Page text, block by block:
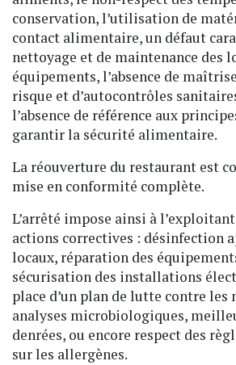
conservation, l’utilisation de
contact alimentaire, un défaut
nettoyage et de maintenance des
équipements, l’absence de
risque et d’autocontrôles
l’absence de référence aux
garantir la sécurité alimentaire.
La réouverture du restaurant est
mise en conformité complète.
L’arrêté impose ainsi à
actions correctives : désinfection
locaux, réparation des
sécurisation des installations
place d’un plan de lutte contre les
analyses microbiologiques,
denrées, ou encore respect des
sur les allergènes.